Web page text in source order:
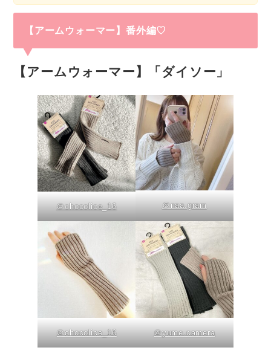
【 アームウォーマー 】番外編♡
【 アームウォーマー 】「ダイソー」
＠chocolice_16 ＠naa.gram
＠chocolice_16 ＠yume.camera